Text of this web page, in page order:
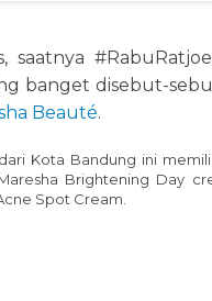
saatnya
banget disebut-
Beauté.
Kota Bandung ini
Brightening Day
Spot Cream.